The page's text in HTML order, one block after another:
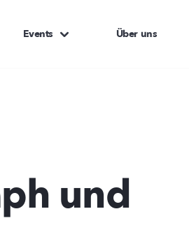
Events Über uns
und